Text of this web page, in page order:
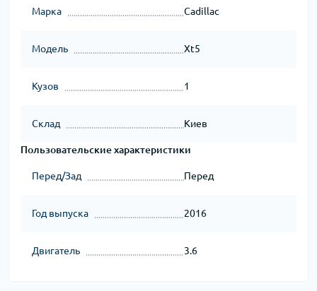
Марка Cadillac
Модель Xt5
Кузов 1
Склад Киев
Пользовательские характеристики
Перед/Зад Перед
Год выпуска 2016
Двигатель 3.6